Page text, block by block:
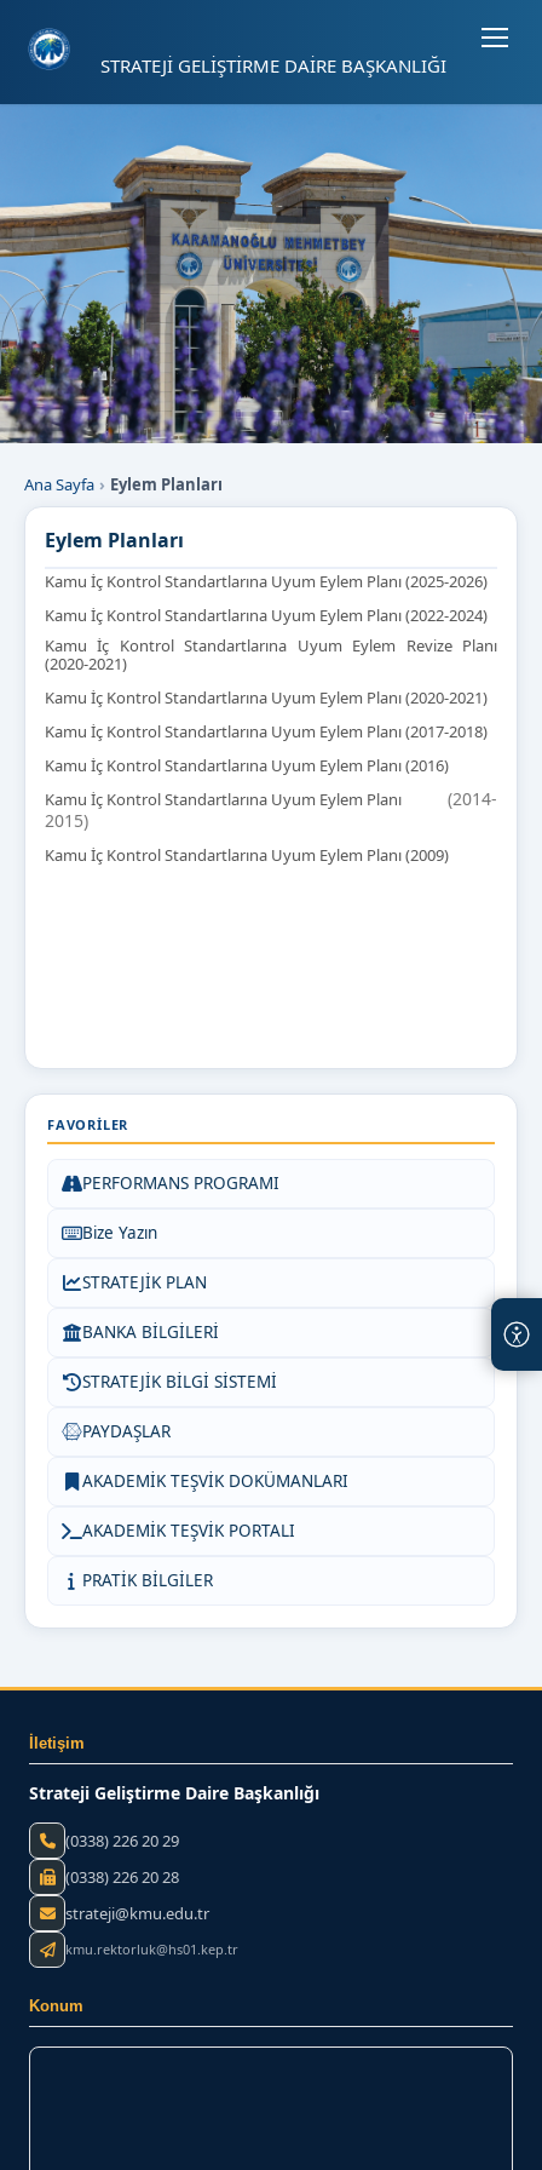
STRATEJİ GELİŞTİRME DAİRE BAŞKANLIĞI
Ana Sayfa Eylem Planları
Eylem Planları
Kamu İç Kontrol Standartlarına Uyum Eylem Planı(2025-2026)
Kamu İç Kontrol Standartlarına Uyum Eylem Planı(2022-2024)
Kamu İç Kontrol Standartlarına Uyum Eylem Revize Planı
(2020-2021)
Kamu İç Kontrol Standartlarına Uyum Eylem Planı(2020-2021)
Kamu İç Kontrol Standartlarına Uyum Eylem Planı(2017-2018)
Kamu İç Kontrol Standartlarına Uyum Eylem Planı (2016)
Kamu İç Kontrol Standartlarına Uyum Eylem Planı (2014-
2015)
Kamu İç Kontrol Standartlarına Uyum Eylem Planı (2009)
FAVORILER
PERFORMANS PROGRAMI
Bize Yazın
STRATEJİK PLAN
BANKA BİLGİLERİ
STRATEJİK BİLGİ SİSTEMİ
PAYDAŞLAR
AKADEMİK TEŞVİK DOKÜMANLARI
AKADEMİK TEŞVİK PORTALI
PRATİK BİLGİLER
İletişim
Strateji Geliştirme Daire Başkanlığı
(0338) 226 20 29
(0338) 226 20 28
strateji@kmu.edu.tr
kmu.rektorluk@hs01.kep.tr
Konum